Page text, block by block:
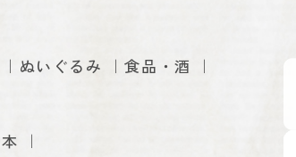
ぬいぐるみ 食品・酒